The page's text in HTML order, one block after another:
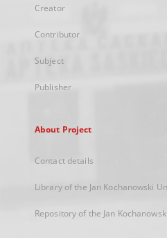
Creator
Contributor
Subject
Publisher
About Project
Contact details
Library of the Jan Kochanowski
Repository of the Jan